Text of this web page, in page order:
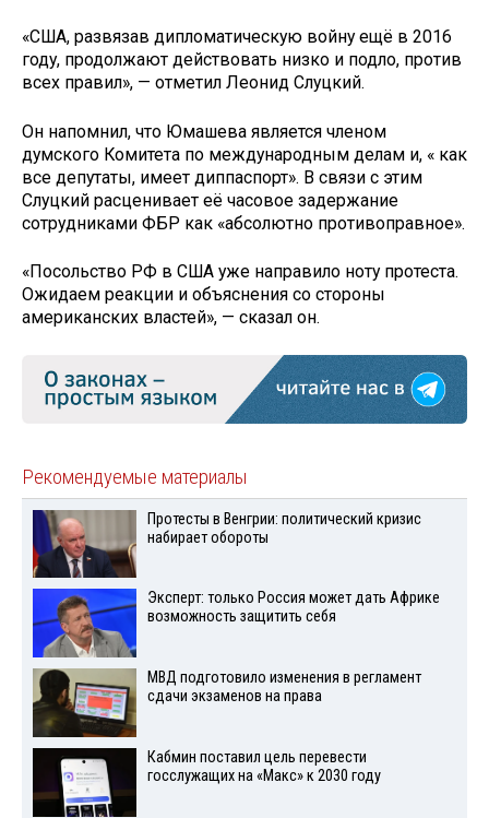
«США, развязав дипломатическую войну ещё в 2016
году, продолжают действовать низко и подло, против
всех правил», — отметил Леонид Слуцкий.
Он напомнил, что Юмашева является членом
думского Комитета по международным делам и, « как
все депутаты, имеет диппаспорт». В связи с этим
Слуцкий расценивает её часовое задержание
сотрудниками ФБР как «абсолютно противоправное».
«Посольство РФ в США уже направило ноту протеста.
Ожидаем реакции и объяснения со стороны
американских властей», — сказал он.
Рекомендуемые материалы
Протесты в Венгрии: политический кризис
набирает обороты
Эксперт: только Россия может дать Африке
возможность защитить себя
МВД подготовило изменения в регламент
сдачи экзаменов на права
Кабмин поставил цель перевести
госслужащих на «Макс» к 2030 году